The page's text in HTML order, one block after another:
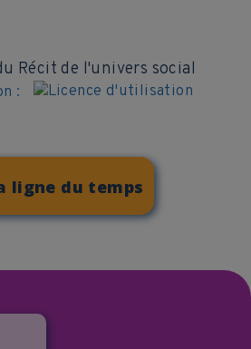
Récit de l'univers social
:
ligne du temps